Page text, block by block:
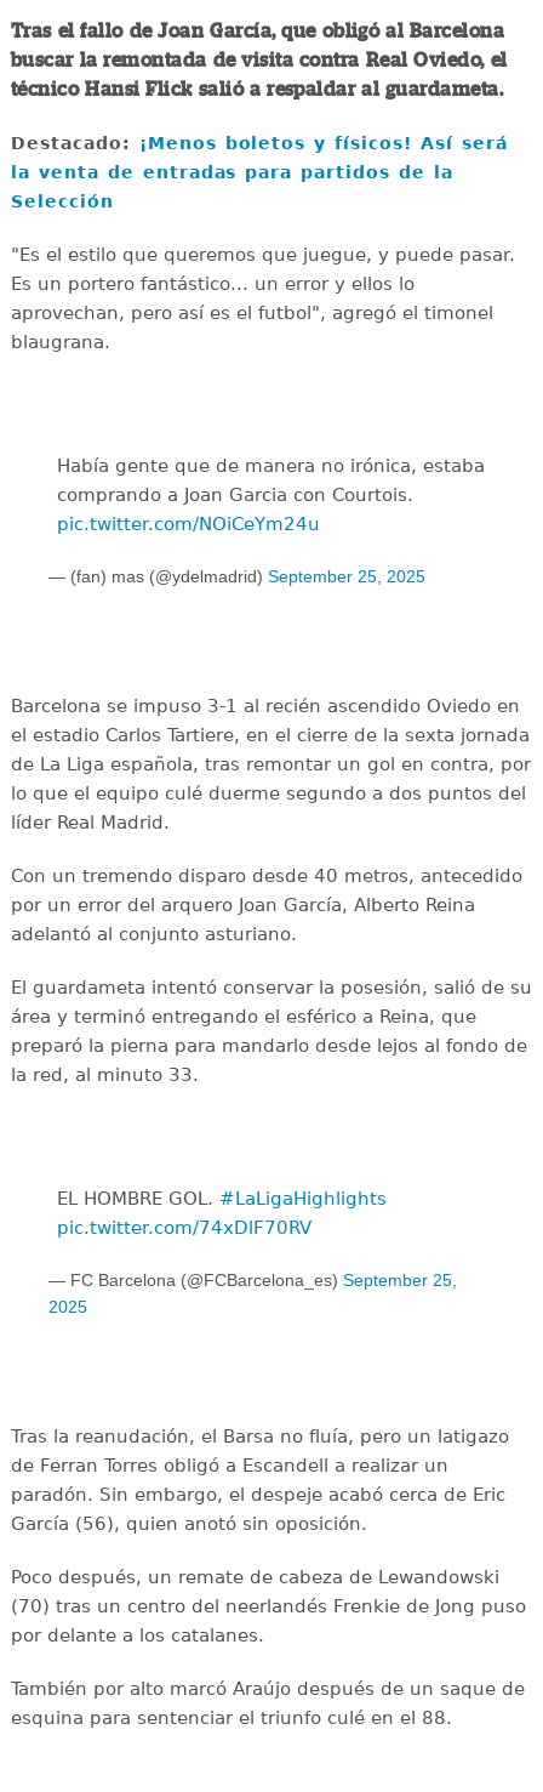
Tras el fallo de Joan García, que obligó al Barcelona
buscar la remontada de visita contra Real Oviedo, el
técnico Hansi Flick salió a respaldar al guardameta.
Destacado:
¡Menos boletos y físicos! Así será
la venta de entradas para partidos de la
Selección
"Es el estilo que queremos que juegue, y puede pasar.
Es un portero fantástico... un error y ellos lo
aprovechan, pero así es el futbol", agregó el timonel
blaugrana.
Había gente que de manera no irónica, estaba
comprando a Joan Garcia con Courtois.
pic.twitter.com/NOiCeYm24u
— (fan) mas (@ydelmadrid) September 25, 2025
Barcelona se impuso 3-1 al recién ascendido Oviedo en
el estadio Carlos Tartiere, en el cierre de la sexta jornada
de La Liga española, tras remontar un gol en contra, por
lo que el equipo culé duerme segundo a dos puntos del
líder Real Madrid.
Con un tremendo disparo desde 40 metros, antecedido
por un error del arquero Joan García, Alberto Reina
adelantó al conjunto asturiano.
El guardameta intentó conservar la posesión, salió de su
área y terminó entregando el esférico a Reina, que
preparó la pierna para mandarlo desde lejos al fondo de
la red, al minuto 33.
EL HOMBRE GOL. #LaLigaHighlights
pic.twitter.com/74xDlF70RV
— FC Barcelona (@FCBarcelona_es) September 25,
2025
Tras la reanudación, el Barsa no fluía, pero un latigazo
de Ferran Torres obligó a Escandell a realizar un
paradón. Sin embargo, el despeje acabó cerca de Eric
García (56), quien anotó sin oposición.
Poco después, un remate de cabeza de Lewandowski
(70) tras un centro del neerlandés Frenkie de Jong puso
por delante a los catalanes.
También por alto marcó Araújo después de un saque de
esquina para sentenciar el triunfo culé en el 88.